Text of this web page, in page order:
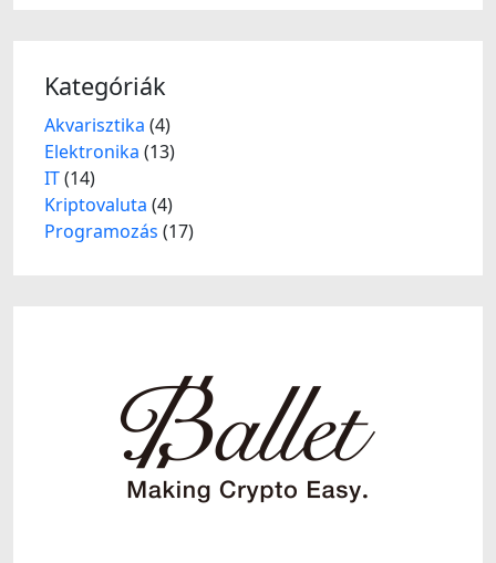
Kategóriák
Akvarisztika (4)
Elektronika (13)
IT(14)
Kriptovaluta (4)
Programozás (17)